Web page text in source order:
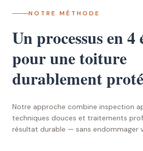
NOTRE MÉTHODE
Un processus en 4
pour une toiture
durablement
Notre approche combine inspection
techniques douces et traitements
résultat durable — sans endommager